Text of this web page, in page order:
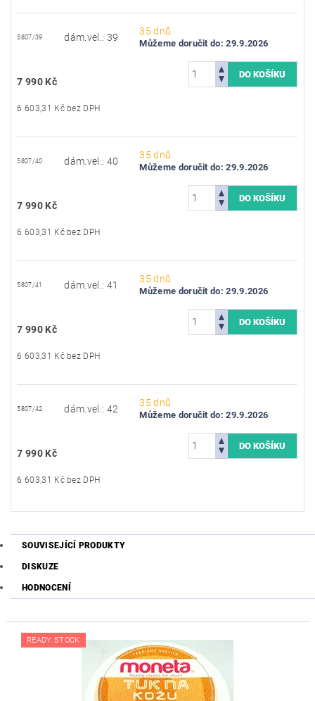
5807/39 dám.vel.: 39
35 dnů
Můžeme doručit do: 29.9.2026
7 990 Kč
6 603,31 Kč bez DPH
5807/40 dám.vel.: 40
35 dnů
Můžeme doručit do: 29.9.2026
7 990 Kč
6 603,31 Kč bez DPH
5807/41 dám.vel.: 41
35 dnů
Můžeme doručit do: 29.9.2026
7 990 Kč
6 603,31 Kč bez DPH
5807/42 dám.vel.: 42
35 dnů
Můžeme doručit do: 29.9.2026
7 990 Kč
6 603,31 Kč bez DPH
SOUVISEJÍCÍ PRODUKTY
DISKUZE
HODNOCENÍ
READY STOCK